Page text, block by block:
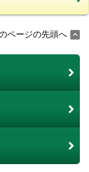
ページの先頭へ